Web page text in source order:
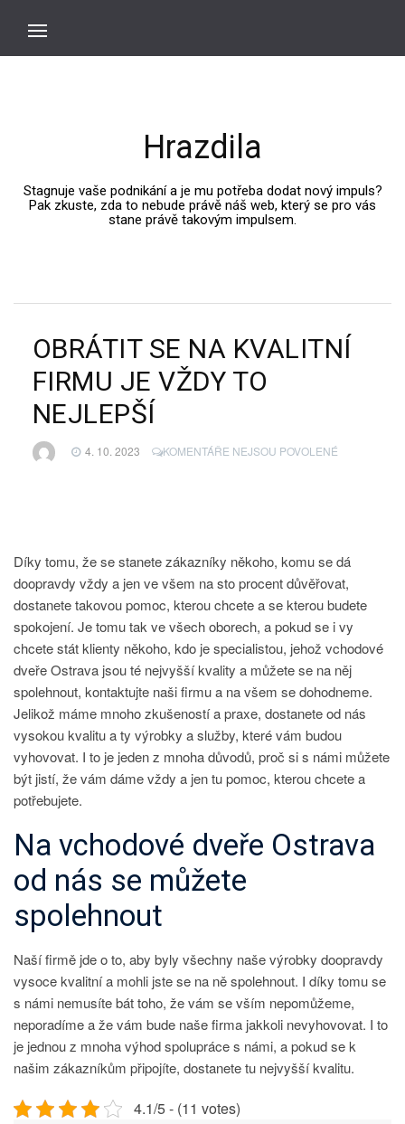
Hrazdila
Stagnuje vaše podnikání a je mu potřeba dodat nový impuls?
Pak zkuste, zda to nebude právě náš web, který se pro vás
stane právě takovým impulsem.
OBRÁTIT SE NA KVALITNÍ
FIRMU JE VŽDY TO
NEJLEPŠÍ
4. 10. 2023 KOMENTÁŘE NEJSOU POVOLENÉU
KVALITNÍ
FIRMU
JE
TO
NEJLEPŠÍ
Díky tomu, že se stanete zákazníky někoho, komu se dá
doopravdy vždy a jen ve všem na sto procent důvěřovat,
dostanete takovou pomoc, kterou chcete a se kterou budete
spokojení. Je tomu tak ve všech oborech, a pokud se i vy
chcete stát klienty někoho, kdo je specialistou, jehož vchodové
dveře Ostrava jsou té nejvyšší kvality a můžete se na něj
spolehnout, kontaktujte naši firmu a na všem se dohodneme.
Jelikož máme mnoho zkušeností a praxe, dostanete od nás
vysokou kvalitu a ty výrobky a služby, které vám budou
vyhovovat. I to je jeden z mnoha důvodů, proč si s námi můžete
být jistí, že vám dáme vždy a jen tu pomoc, kterou chcete a
potřebujete.
Na vchodové dveře Ostrava
od nás se můžete
spolehnout
Naší firmě jde o to, aby byly všechny naše výrobky doopravdy
vysoce kvalitní a mohli jste se na ně spolehnout. I díky tomu se
s námi nemusíte bát toho, že vám se vším nepomůžeme,
neporadíme a že vám bude naše firma jakkoli nevyhovovat. I to
je jednou z mnoha výhod spolupráce s námi, a pokud se k
našim zákazníkům připojíte, dostanete tu nejvyšší kvalitu.
4.1/5 - (11 votes)